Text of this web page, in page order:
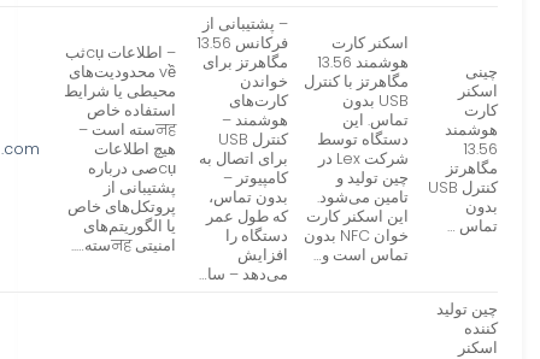
چینی
اسکنر
کارت
هوشمند
13.56
مگاهرتز
کنترل USB
بدون
تماس …
اسکنر کارت
هوشمند 13.56
مگاهرتز با کنترل
USB بدون
تماس. این
دستگاه توسط
شرکت Lex در
چین تولید و
تامین می‌شود.
این اسکنر کارت
خوان NFC بدون
تماس است و…
– پشتیبانی از
فرکانس 13.56
مگاهرتز برای
خواندن
کارت‌های
هوشمند –
کنترل USB
برای اتصال به
کامپیوتر –
بدون تماس،
که طول عمر
دستگاه را
افزایش
می‌دهد – سا…
– اطلاعات cụثب
về محدودیت‌های
محیطی یا شرایط
استفاده خاص
नहسته است –
هیچ اطلاعات
cụصی درباره
پشتیبانی از
پروتکل‌های خاص
یا الگوریتم‌های
امنیتی नहسته…..
چین تولید
کننده
اسکنر